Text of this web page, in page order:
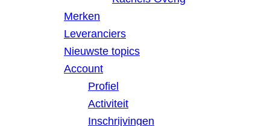
Merken
Leveranciers
Nieuwste topics
Account
Profiel
Activiteit
Inschrijvingen